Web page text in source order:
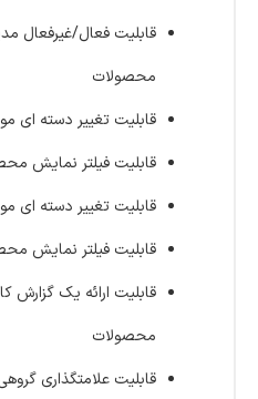
قابلیت فعال/غیرفعال
محصولات
قابلیت تغییر دسته ای
قابلیت فیلتر نمایش
قابلیت تغییر دسته ای
قابلیت فیلتر نمایش
قابلیت ارائه یک گزارش
محصولات
قابلیت علامتگذاری